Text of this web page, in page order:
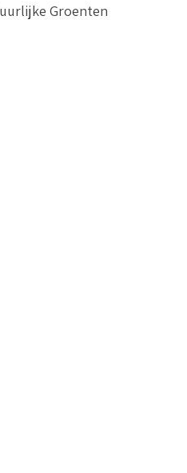
Groenten